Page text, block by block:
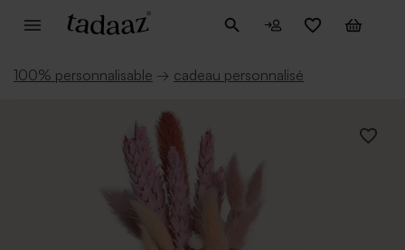
100% personnalisable → cadeau personnalisé